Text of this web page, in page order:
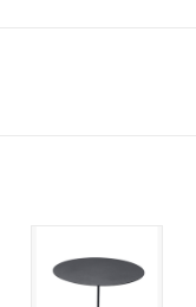
矮边桌
加入購物車